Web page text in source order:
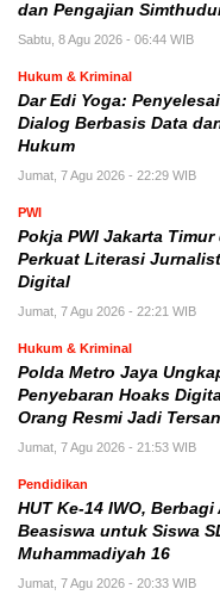
dan Pengajian
Sabtu, 8 Agu 2026 - 06:44 WIB
Hukum & Kriminal
Dar Edi Yoga:
Dialog Berbasis Data
Hukum
Jumat, 7 Agu 2026 - 22:29 WIB
PWI
Pokja PWI Jakarta Timur
Perkuat Literasi
Digital
Jumat, 7 Agu 2026 - 22:21 WIB
Hukum & Kriminal
Polda Metro Jaya
Penyebaran Hoaks
Orang Resmi Jadi
Jumat, 7 Agu 2026 - 21:53 WIB
Pendidikan
HUT Ke-14 IWO, Berbagi
Beasiswa untuk Siswa
Muhammadiyah 16
Jumat, 7 Agu 2026 - 20:33 WIB